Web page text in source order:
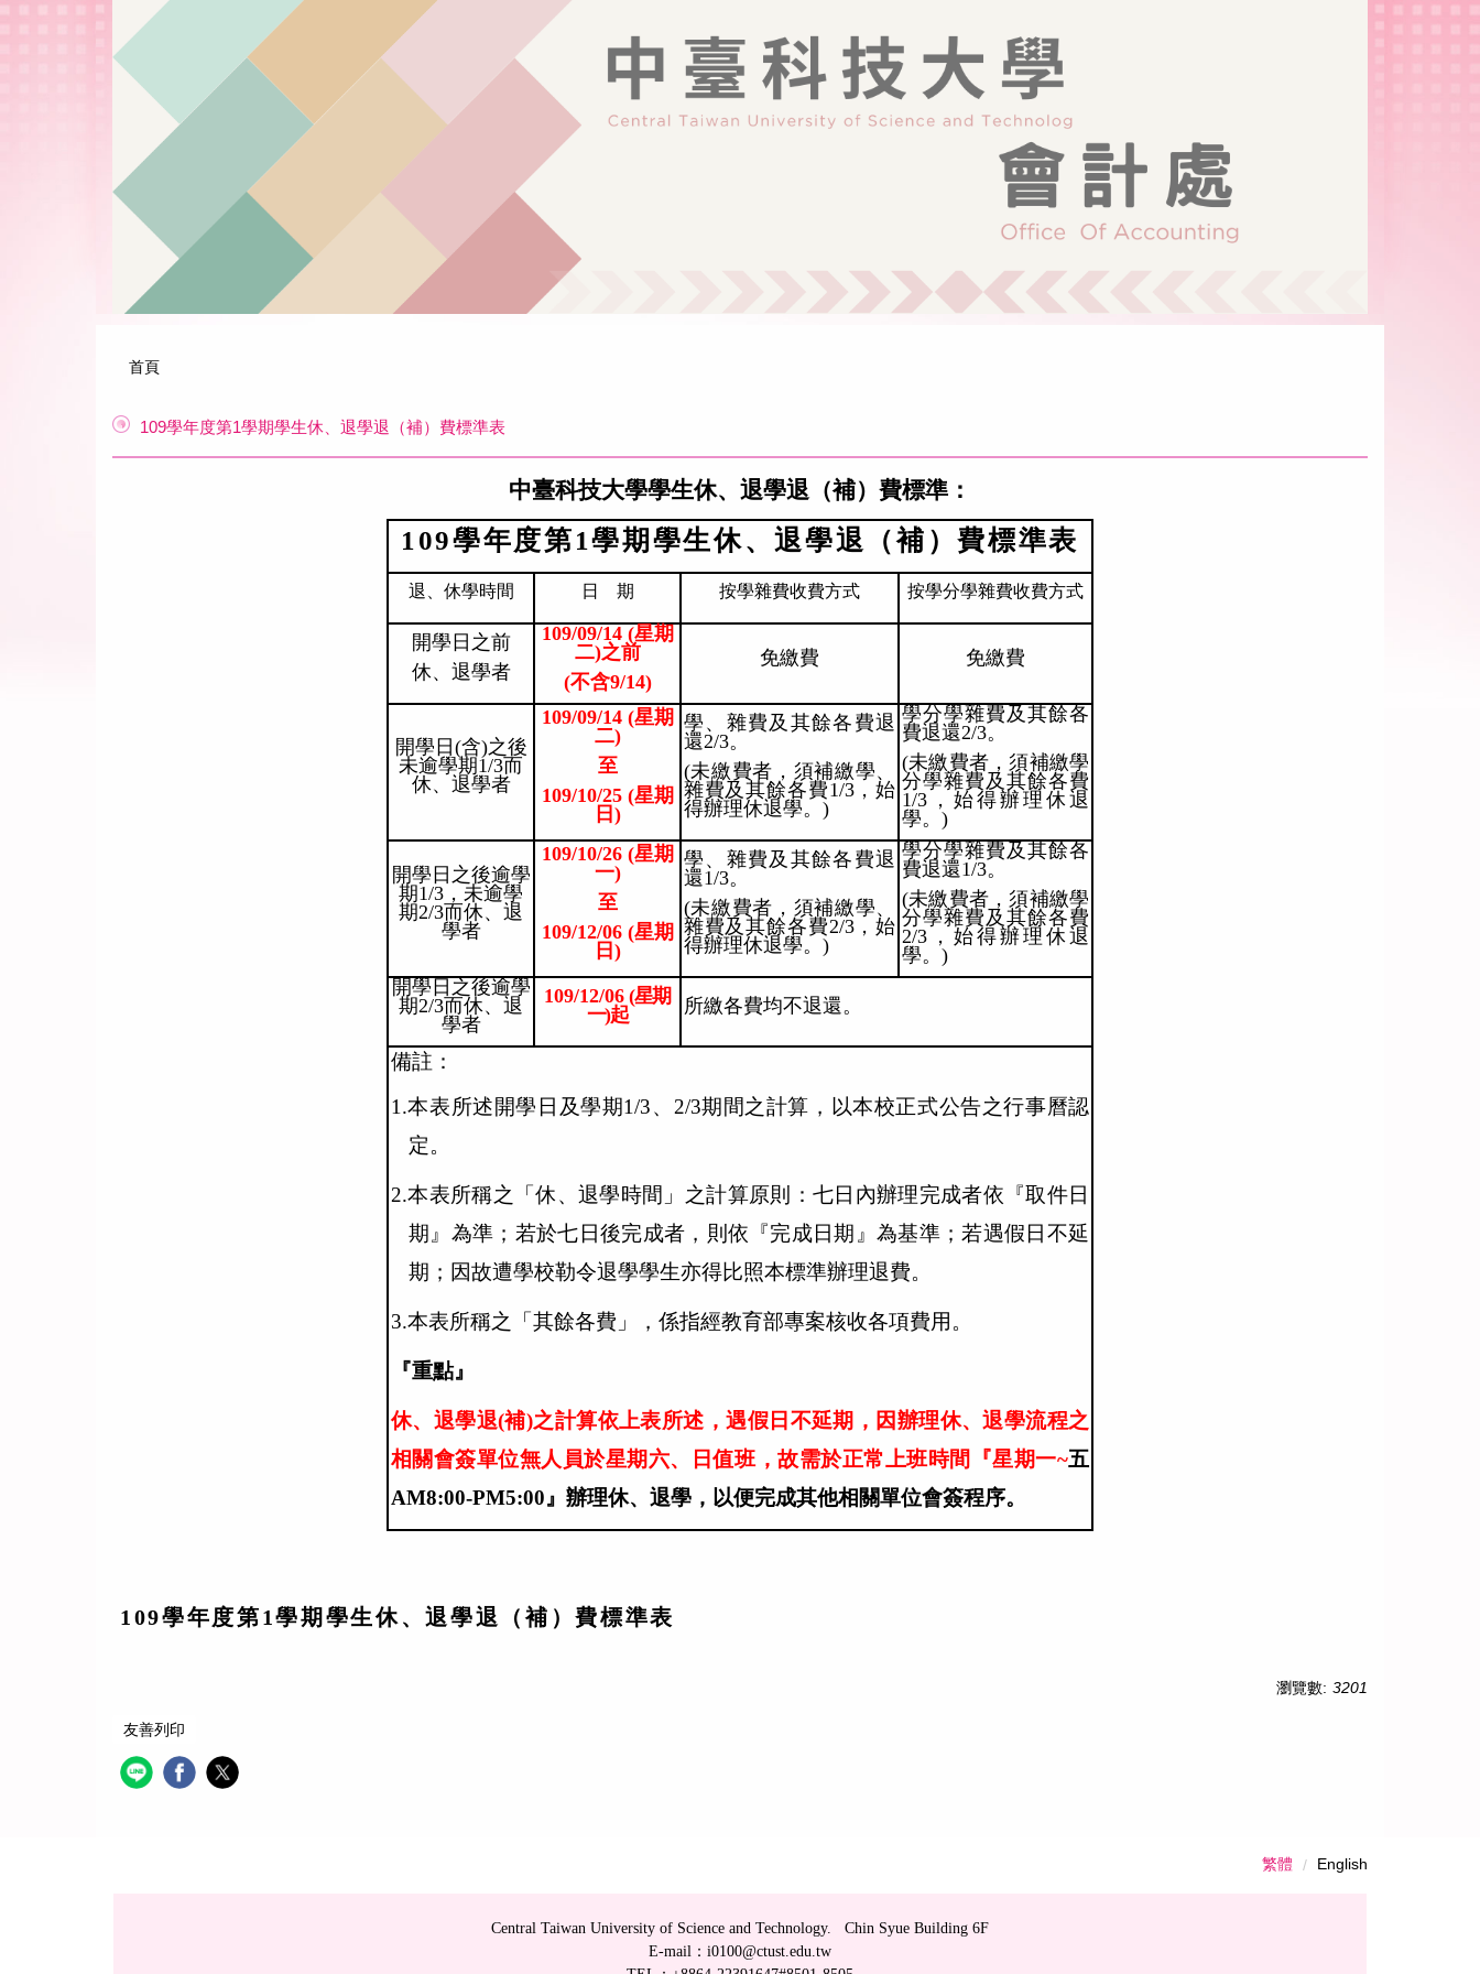
首頁
109學年度第1學期學生休、退學退（補）費標準表
中臺科技大學學生休、退學退（補）費標準 ：
109學年度第1學期學生休、退學退（補）費標準表
退、休學時間 日 期 按學雜費收費方式 按學分學雜費收費方式
開學日之前
休、退學者
109/09/14 (星期
二)之前
(不含9/14)
免繳費 免繳費
開學日(含)之後
未逾學期1/3而
休、退學者
109/09/14 (星期
二)
至
109/10/25 (星期
日)
學、雜費及其餘各費退
還2/3。
(未繳費者，須補繳學、
雜費及其餘各費1/3，始
得辦理休退學。)
學分學雜費及其餘各
費退還2/3。
(未繳費者，須補繳學
分學雜費及其餘各費
1/3，始得辦理休退
學。)
開學日之後逾學
期1/3，未逾學
期2/3而休、退
學者
109/10/26 (星期
一)
至
109/12/06 (星期
日)
學、雜費及其餘各費退
還1/3。
(未繳費者，須補繳學、
雜費及其餘各費2/3，始
得辦理休退學。)
學分學雜費及其餘各
費退還1/3。
(未繳費者，須補繳學
分學雜費及其餘各費
2/3，始得辦理休退
學。)
開學日之後逾學
期2/3而休、退
學者
109/12/06 (星期
一)起
所繳各費均不退還。
備註：
1.本表所述開學日及學期1/3、2/3期間之計算，以本校正式公告之行事曆認
定。
2.本表所稱之「休、退學時間」之計算原則：七日內辦理完成者依『取件日
期』為準；若於七日後完成者，則依『完成日期』為基準；若遇假日不延
期；因故遭學校勒令退學學生亦得比照本標準辦理退費。
3.本表所稱之「其餘各費」，係指經教育部專案核收各項費用。
『重點』
休、退學退(補)之計算依上表所述，遇假日不延期，因辦理休、退學流程之
相關會簽單位無人員於星期六、日值班，故需於正常上班時間『星期一~五
AM8:00-PM5:00』辦理休、退學，以便完成其他相關單位會簽程序。
109學年度第1學期學生休、退學退（補）費標準表
瀏覽數: 3201
友善列印
繁體 English
Central Taiwan University of Science and Technology. Chin Syue Building 6F
E-mail：i0100@ctust.edu.tw